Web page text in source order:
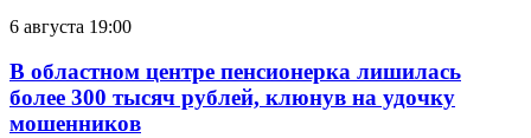
6 августа 19:00
В областном центре пенсионерка лишилась
более 300 тысяч рублей, клюнув на удочку
мошенников